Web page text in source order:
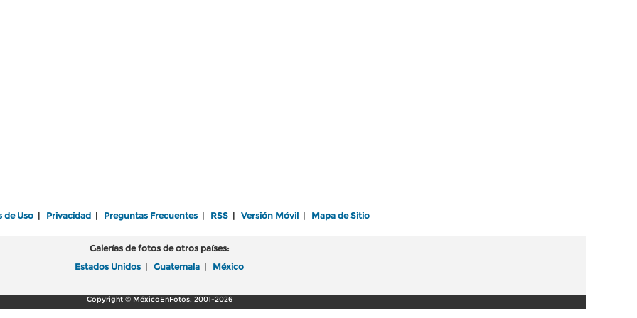
de Uso Privacidad Preguntas Frecuentes RSS Versión Móvil Mapa de Sitio
Galerías de fotos de otros países:
Estados Unidos
Guatemala México
Copyright © MéxicoEnFotos, 2001-2026